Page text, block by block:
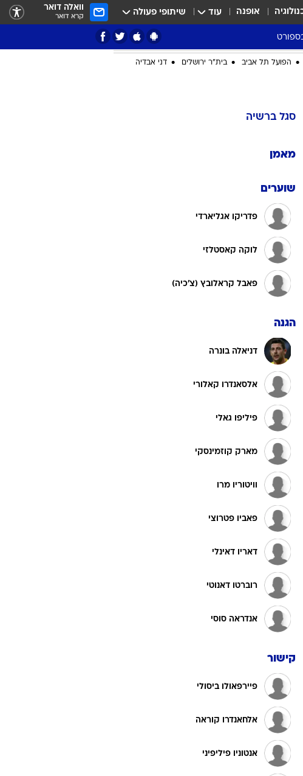
אופנה עוד שיתופי פעולה וואלה דואר
קרא דואר
של שבת
בממלכה
טוק
אמריקאי
נוספים
של ספורט1
4-4-2
רץ על הקווים
לונדון 2012
רוגבי וקריקט
ביליארד
הפועל תל אביב בית"ר ירושלים דני אבדיה
סגל ברשיה
מאמן
שוערים
פדריקו אגליארדי
לוקה קאסטלזי
פאבל קראלובץ (צ'כיה)
הגנה
דניאלה בונרה
אלסאנדרו קאלורי
פיליפו גאלי
מארק קוזמינסקי
וויטוריו מרו
פאביו פטרוצי
דאריו דאינלי
רוברטו דאנוטי
אנדראה סוסי
קישור
פיירפאולו ביסולי
אלחאנדרו קוראה
אנטוניו פיליפיני